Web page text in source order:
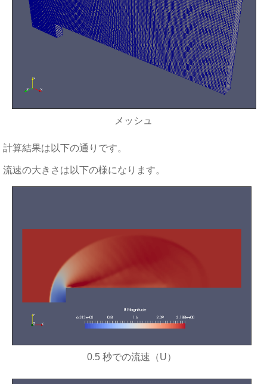
メッシュ
計算結果は以下の通りです。
流速の大きさは以下の様になります。
0.5 秒での流速（U）